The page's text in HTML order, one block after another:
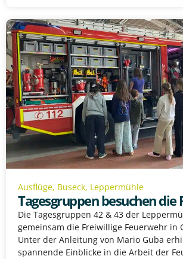
Ausflüge, Buseck, Leppermühle
Tagesgruppen besuchen die
Die Tagesgruppen 42 & 43 der
gemeinsam die Freiwillige Feuerwehr in
Unter der Anleitung von Mario Guba
spannende Einblicke in die Arbeit der